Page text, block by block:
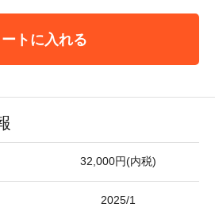
トに入れる
32,000円(内税)
2025/1